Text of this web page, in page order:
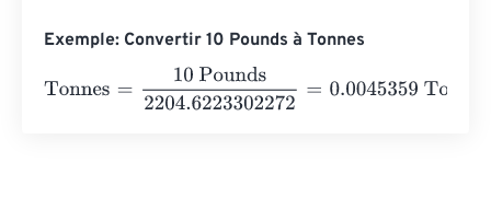
Exemple: Convertir 10 Pounds à Tonnes
Tonnes
10 Pounds 2204.6223302272=0.0045359